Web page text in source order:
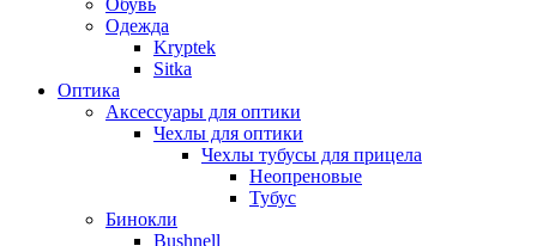
Обувь
Одежда
Kryptek
Sitka
Оптика
Аксессуары для оптики
Чехлы для оптики
Чехлы тубусы для прицела
Неопреновые
Тубус
Бинокли
Bushnell